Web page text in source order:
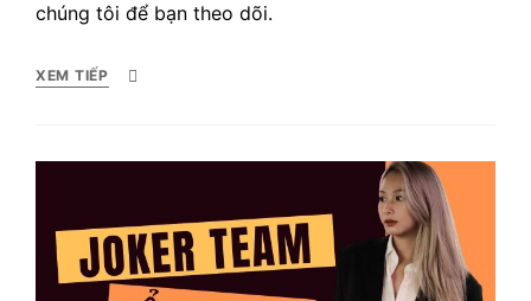
chúng tôi để bạn theo dõi.
XEM TIẾP